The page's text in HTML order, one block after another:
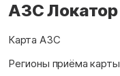
АЗС Локатор
Карта АЗС
Регионы приёма карты